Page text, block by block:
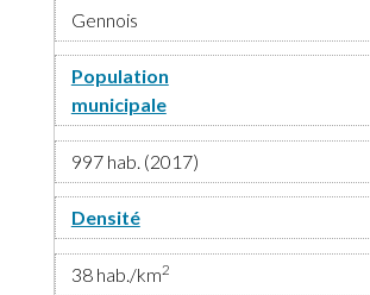
Gennois
Population
municipale
997 hab. (2017)
Densité
38 hab./km2